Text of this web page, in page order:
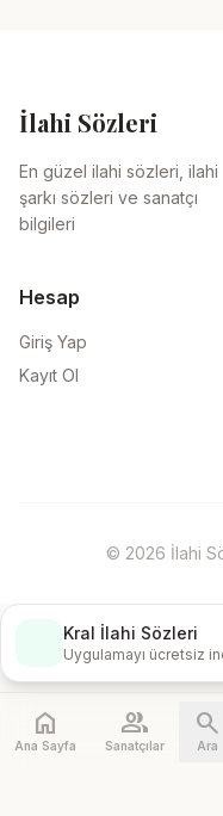
İlahi Sözleri
En güzel ilahi sözleri, ilahi
şarkı sözleri ve sanatçı
bilgileri
Hesap
Giriş Yap
Kayıt Ol
© 2026 İlahi
Kral İlahi Sözleri
Uygulamayı ücretsiz
home
Ana Sayfa
people
Sanatçılar
search
Ara